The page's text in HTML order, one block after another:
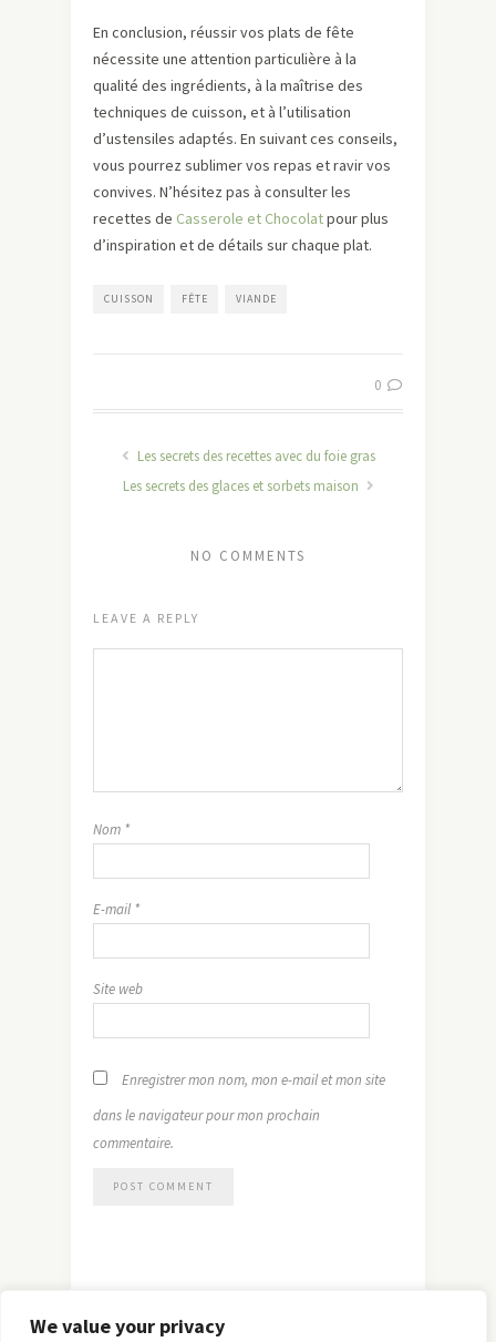
We value your privacy
En conclusion, réussir vos plats de fête
nécessite une attention particulière à la
qualité des ingrédients, à la maîtrise des
techniques de cuisson, et à l’utilisation
d’ustensiles adaptés. En suivant ces conseils,
vous pourrez sublimer vos repas et ravir vos
convives. N’hésitez pas à consulter les
recettes de Casserole et Chocolatpour plus
d’inspiration et de détails sur chaque plat.
CUISSON FÊTE VIANDE
0
Les secrets des recettes avec du foie gras
Les secrets des glaces et sorbets maison
NO COMMENTS
LEAVE A REPLY
Nom *
E-mail *
Site web
Enregistrer mon nom, mon e-mail et mon site
dans le navigateur pour mon prochain
commentaire.